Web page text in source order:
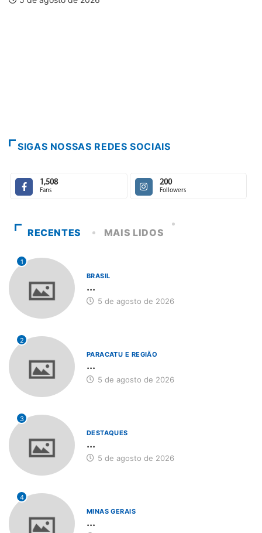
SIGAS NOSSAS REDES SOCIAIS
1,508
Fans
200
Followers
RECENTES MAIS LIDOS
1
BRASIL
...
5 de agosto de 2026
2
PARACATU E REGIÃO
...
5 de agosto de 2026
3
DESTAQUES
...
5 de agosto de 2026
4
MINAS GERAIS
...